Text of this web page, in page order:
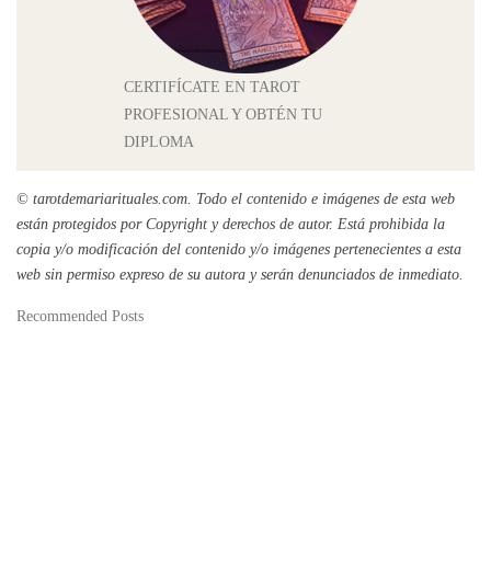
CERTIFÍCATE EN TAROT
PROFESIONAL Y OBTÉN TU
DIPLOMA
© tarotdemariarituales.com. Todo el contenido e imágenes de esta web
están protegidos por Copyright y derechos de autor. Está prohibida la
copia y/o modificación del contenido y/o imágenes pertenecientes a esta
web sin permiso expreso de su autora y serán denunciados de inmediato.
Recommended Posts